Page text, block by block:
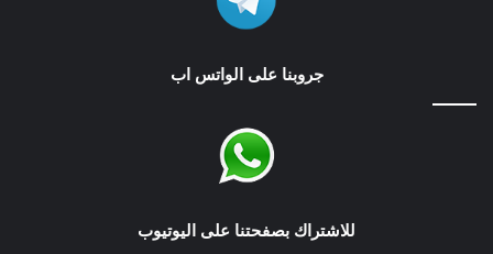
جروبنا على الواتس اب
للاشتراك بصفحتنا على اليوتيوب